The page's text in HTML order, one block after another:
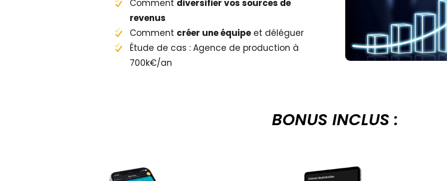
Comment diversifier vos sources de
revenus
Comment créer une équipe et déléguer
Étude de cas : Agence de production à
700k€/an
BONUS INCLUS :